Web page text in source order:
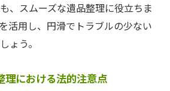
、スムーズな遺品整理に役立ちま
活用し、円滑でトラブルの少ない
ょう。
理における法的注意点